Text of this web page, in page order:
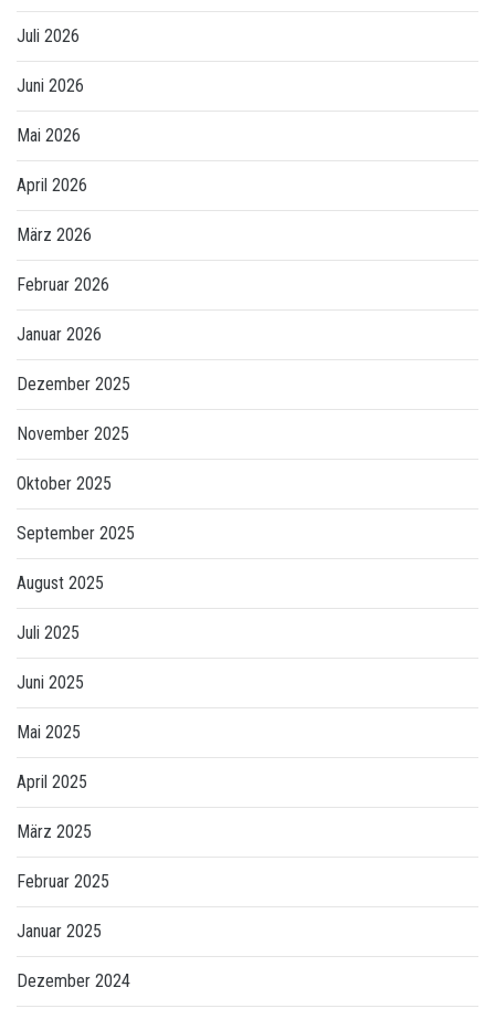
Juli 2026
Juni 2026
Mai 2026
April 2026
März 2026
Februar 2026
Januar 2026
Dezember 2025
November 2025
Oktober 2025
September 2025
August 2025
Juli 2025
Juni 2025
Mai 2025
April 2025
März 2025
Februar 2025
Januar 2025
Dezember 2024